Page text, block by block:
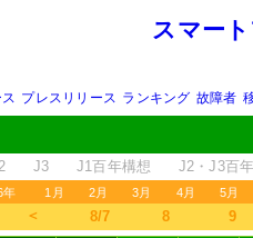
スマー
プレスリリース ランキング 故障者
J3 J1百年構想 J2・J3百
年 1月 2月 3月 4月 5月
＜ 8/7 8 9